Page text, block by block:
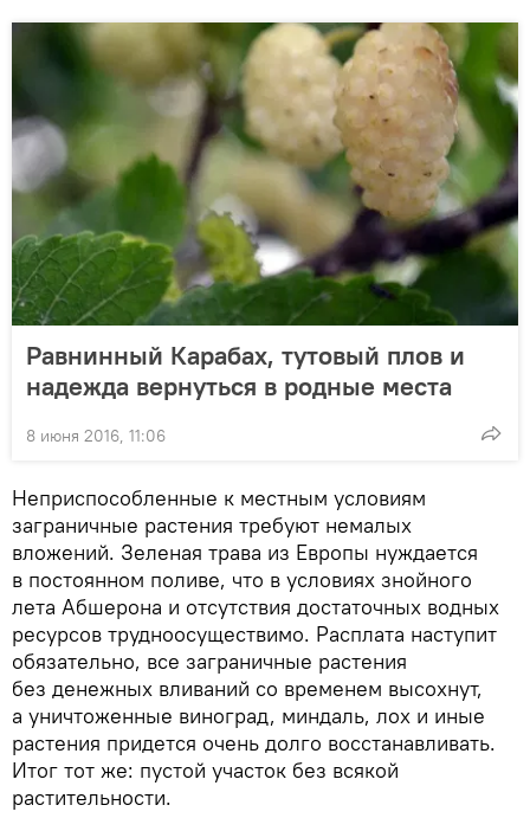
Равнинный Карабах, тутовый плов и
надежда вернуться в родные места
8 июня 2016, 11:06
Неприспособленные к местным условиям
заграничные растения требуют немалых
вложений. Зеленая трава из Европы нуждается
в постоянном поливе, что в условиях знойного
лета Абшерона и отсутствия достаточных водных
ресурсов трудноосуществимо. Расплата наступит
обязательно, все заграничные растения
без денежных вливаний со временем высохнут,
а уничтоженные виноград, миндаль, лох и иные
растения придется очень долго восстанавливать.
Итог тот же: пустой участок без всякой
растительности.